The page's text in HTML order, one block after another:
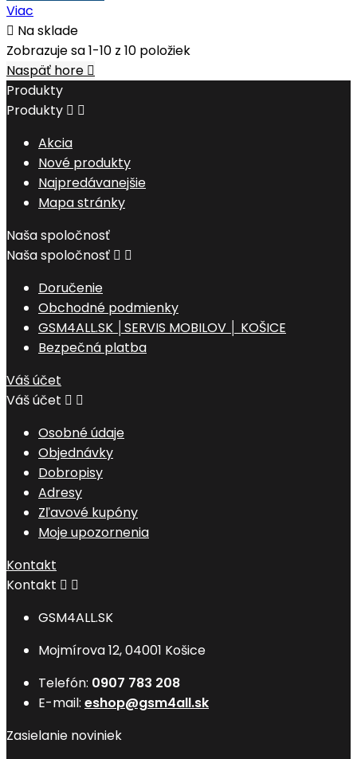
Viac
 Na sklade
Zobrazuje sa 1-10 z 10 položiek
Naspäť hore 
Produkty
Produkty  
Akcia
Nové produkty
Najpredávanejšie
Mapa stránky
Naša spoločnosť
Naša spoločnosť  
Doručenie
Obchodné podmienky
GSM4ALL.SK │SERVIS MOBILOV │ KOŠICE
Bezpečná platba
Váš účet
Váš účet  
Osobné údaje
Objednávky
Dobropisy
Adresy
Zľavové kupóny
Moje upozornenia
Kontakt
Kontakt  
GSM4ALL.SK
Mojmírova 12, 04001 Košice
Telefón: 0907 783 208
E-mail: eshop@gsm4all.sk
Zasielanie noviniek